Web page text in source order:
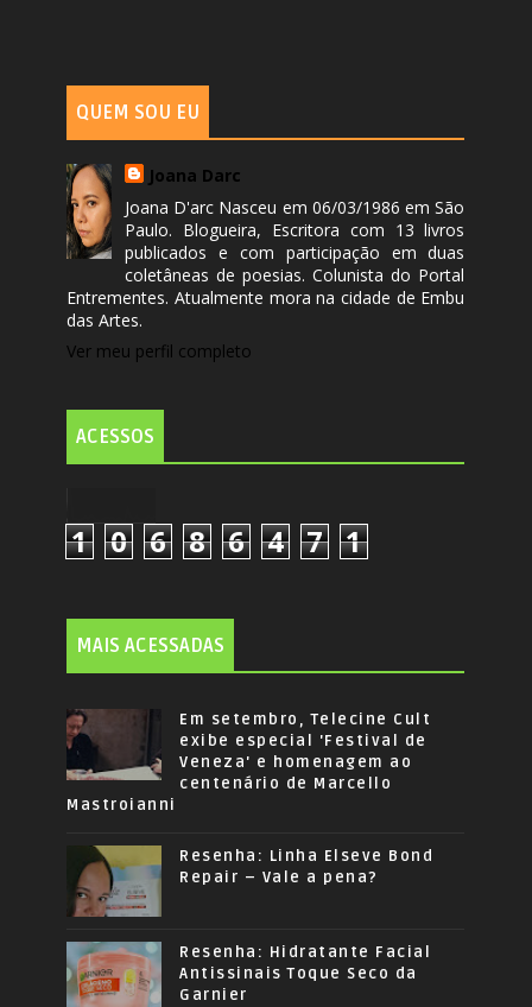
QUEM SOU EU
Joana Darc
Joana D'arc Nasceu em 06/03/1986 em São
Paulo. Blogueira, Escritora com 13 livros
publicados e com participação em duas
coletâneas de poesias. Colunista do Portal
Entrementes. Atualmente mora na cidade de Embu
das Artes.
Ver meu perfil completo
ACESSOS
1 0 6 8 6 4 7 1
MAIS ACESSADAS
Em setembro, Telecine Cult
exibe especial 'Festival de
Veneza' e homenagem ao
centenário de Marcello
Mastroianni
Resenha: Linha Elseve Bond
Repair – Vale a pena?
Resenha: Hidratante Facial
Antissinais Toque Seco da
Garnier